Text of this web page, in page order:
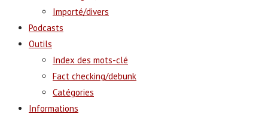
Importé/divers
Podcasts
Outils
Index des mots-clé
Fact checking/debunk
Catégories
Informations